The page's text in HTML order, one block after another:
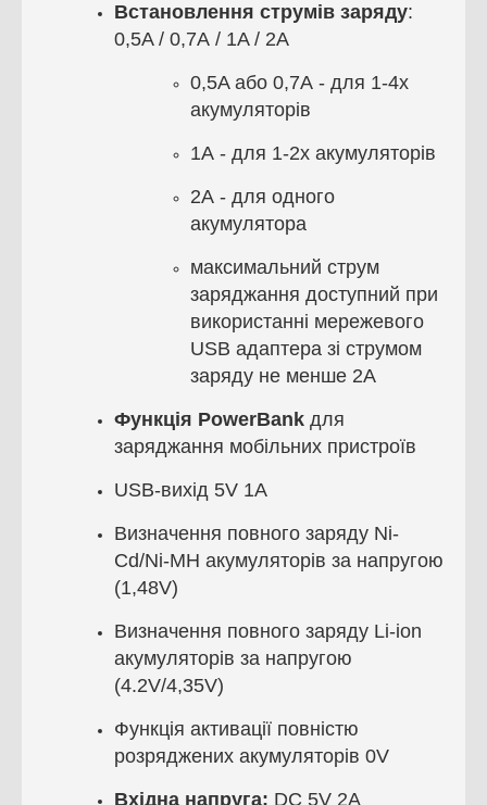
Встановлення струмів заряду:
0,5A / 0,7А / 1A / 2А
0,5A або 0,7А - для 1-4х
акумуляторів
1А - для 1-2х акумуляторів
2А - для одного
акумулятора
максимальний струм
заряджання доступний при
використанні мережевого
USB адаптера зі струмом
заряду не менше 2А
Функція PowerBank для
заряджання мобільних пристроїв
USB-вихід 5V 1A
Визначення повного заряду Ni-
Cd/Ni-MH акумуляторів за напругою
(1,48V)
Визначення повного заряду Li-ion
акумуляторів за напругою
(4.2V/4,35V)
Функція активації повністю
розряджених акумуляторів 0V
Вхідна напруга: DC 5V 2A